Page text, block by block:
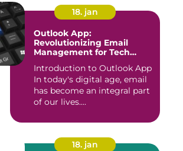
18. jan
Outlook App:
Revolutionizing Email
Management for Tech
Introduction to Outlook App
In today's digital age, email
has become an integral part
of our lives....
18. jan